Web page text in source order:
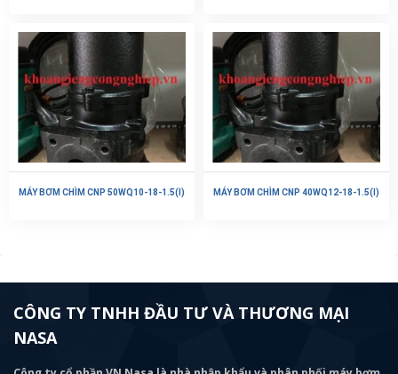
MÁY BƠM CHÌM CNP 50WQ10-18-1.5(I) MÁY BƠM CHÌM CNP 40WQ12-18-1.5(I)
CÔNG TY TNHH ĐẦU TƯ VÀ THƯƠNG MẠI
NASA